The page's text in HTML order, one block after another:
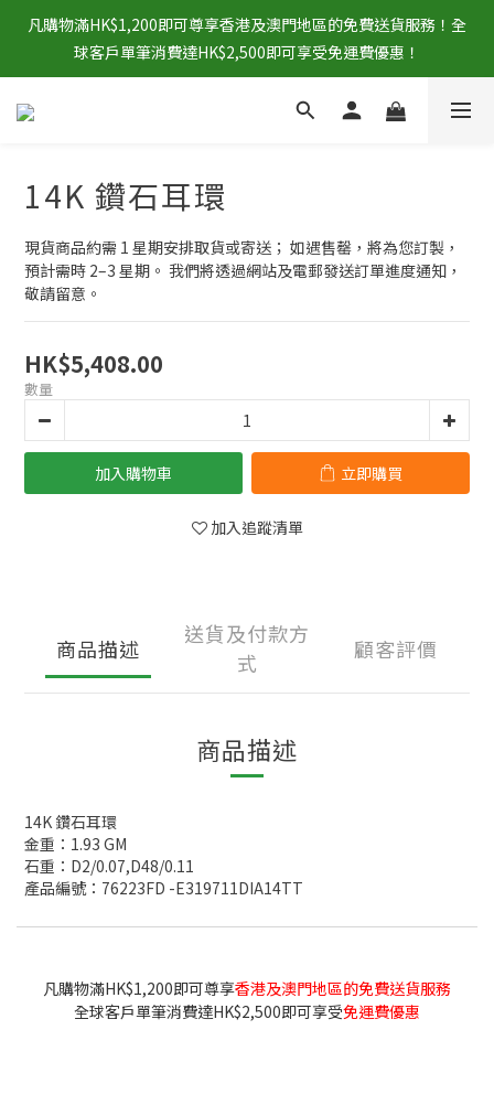
凡購物滿HK$1,200即可尊享香港及澳門地區的免費送貨服務！全
球客戶單筆消費達HK$2,500即可享受免運費優惠！
14K 鑽石耳環
現貨商品約需 1 星期安排取貨或寄送； 如遇售罄，將為您訂製，
預計需時 2–3 星期。 我們將透過網站及電郵發送訂單進度通知，
敬請留意。
HK$5,408.00
數量
加入購物車 立即購買
加入追蹤清單
商品描述
送貨及付款方
式
顧客評價
商品描述
14K 鑽石耳環
金重：1.93 GM
石重：D2/0.07,D48/0.11
產品編號：76223FD -E319711DIA14TT
凡購物滿HK$1,200即可尊享香港及澳門地區的免費送貨服務
全球客戶單筆消費達HK$2,500即可享受免運費優惠